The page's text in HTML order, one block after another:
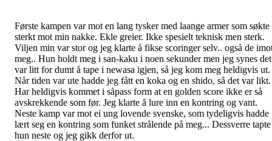
Første kampen var mot en lang tysker med laange armer som søkte
sterkt mot min nakke. Ekle greier. Ikke spesielt teknisk men sterk.
Viljen min var stor og jeg klarte å fikse scoringer selv.. også de
meg.. Hun holdt meg i san-kaku i noen sekunder men jeg synes det
var litt for dumt å tape i newasa igjen, så jeg kom meg heldigvis ut.
Når tiden var ute hadde jeg fått en koka og en shido, så det var likt.
Har heldigvis kommet i såpass form at en golden score ikke er så
avskrekkende som før. Jeg klarte å lure inn en kontring og vant.
Neste kamp var mot ei ung lovende svenske, som tydeligvis hadde
lært seg en kontring som funket strålende på meg... Dessverre tapte
hun neste og jeg gikk derfor ut.